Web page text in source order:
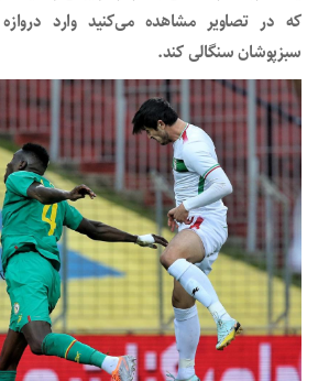
که در تصاویر مشاهده می‌کنید وارد
سبزپوشان سنگالی کند.